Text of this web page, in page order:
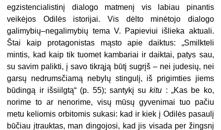
egzistencialistinį dialogo matmenį vis labiau pinantis
veikėjos Odilės istorijai. Vis dėlto minėtojo dialogo
galimybių–negalimybių tema V. Papieviui išlieka aktuali.
Štai kaip protagonistas mąsto apie daiktus: „Smilkteli
mintis, kad kaip tik tuomet kambariai ir daiktai, patys sau,
su savim palikti, į savo tikrąją būtį sugrįš – nei judesių, nei
garsų nedrumsčiamą nebylų stingulį, iš prigimties jiems
būdingą ir išsiilgtą“ (p. 55); santykį sukitu : „Kas be ko,
norime to ar nenorime, visų mūsų gyvenimai tuo pačiu
metu keliomis orbitomis sukasi: kad ir kiek į Odilės pasaulį
būčiau įtrauktas, man dingojosi, kad jis visada per žingsnį